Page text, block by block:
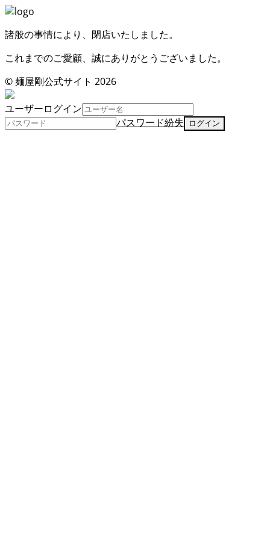
諸般の事情により、閉店いたしました。
これまでのご愛顧、誠にありがとうございました。
© 麺屋剛公式サイト 2026
ユーザーログイン
パスワード紛失